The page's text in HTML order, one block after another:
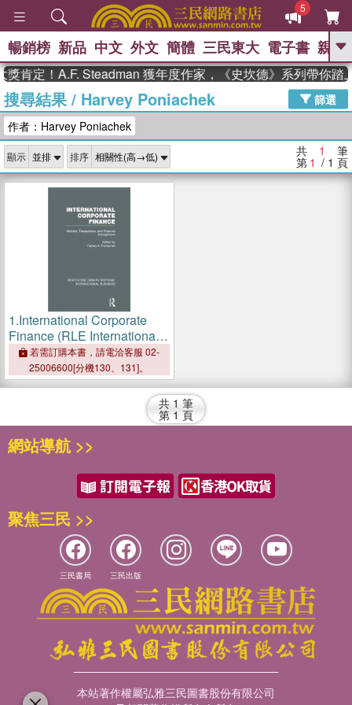
5
GO
熱搜： 東野圭吾 高希均教授回憶錄
、 The Odyssey 、 父親節 、 花開錦
李登輝時代 、 數學女孩：黎曼猜想
、
如果歷史是一
群喵 、 臺灣漫遊錄
暢銷榜 新品 中文 外文 簡體 三民東大 電子書 親子
肯定！A.F. Steadman 獲年度作家，《史坎德》系列帶你踏
搜尋結果/ Harvey Poniachek
篩選
作者：Harvey Poniachek
顯示 排序 共 1 筆
第 1 / 1 頁
1.International Corporate
Finance (RLE International
Business)
若需訂購本書，請電洽客服 02-
25006600[分機130、131]。
共 1 筆
第 1 頁
網站導航 >>
聚焦三民 >>
三民書局 三民出版
本站著作權屬弘雅三民圖書股份有限公司